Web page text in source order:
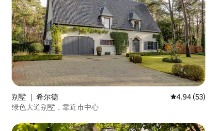
别墅 ｜ 希尔德 平均评分
4.94 (53)
绿色大道别墅，靠近市中心